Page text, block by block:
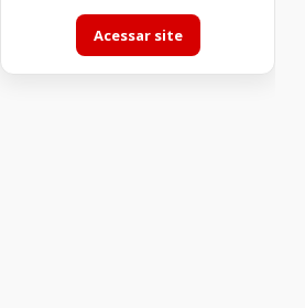
Acessar site